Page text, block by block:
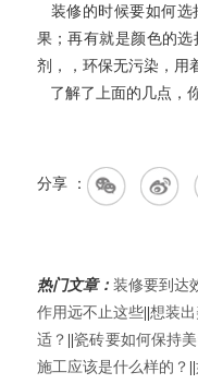
装修的时候要如何选
果；再有就是颜色的
剂，，环保无污染，用
了解了上面的几点，
分享 ：
热门文章： 装修要到达
作用远不止这些|| 想装
适？ 瓷砖要如何保持
施工应该是什么样的？ ||